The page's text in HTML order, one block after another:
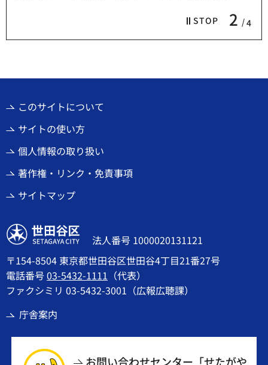
STOP 2 4
このサイトについて
サイトの使い方
個人情報の取り扱い
著作権・リンク・免責事項
サイトマップ
世田谷区
法人番号 1000020131121
〒154-8504 東京都世田谷区世田谷4丁目21番27号
電話番号03-5432-1111 （代表）
ファクシミリ 03-5432-3001（広報広聴課）
庁舎案内
お問い合わせセンター「せたがや